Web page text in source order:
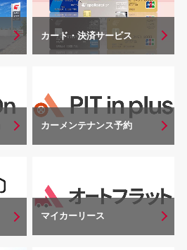
カード・決済サービス
カーメンテナンス予約
マイカーリース